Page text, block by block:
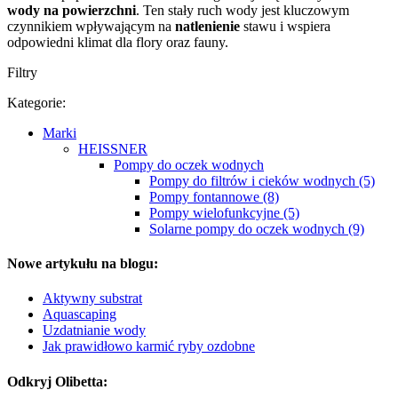
wody na powierzchni. Ten stały ruch wody jest kluczowym
czynnikiem wpływającym na natlenienie stawu i wspiera
odpowiedni klimat dla flory oraz fauny.
Filtry
Kategorie:
Marki
HEISSNER
Pompy do oczek wodnych
Pompy do filtrów i cieków wodnych (5)
Pompy fontannowe (8)
Pompy wielofunkcyjne (5)
Solarne pompy do oczek wodnych (9)
Nowe artykułu na blogu:
Aktywny substrat
Aquascaping
Uzdatnianie wody
Jak prawidłowo karmić ryby ozdobne
Odkryj Olibetta: